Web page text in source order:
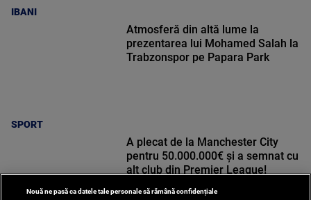
IBANI
SPORT
Atmosferă din altă lume la
prezentarea lui Mohamed Salah la
Trabzonspor pe Papara Park
A plecat de la Manchester City
pentru 50.000.000€ și a semnat cu
alt club din Premier League!
Nouă ne pasă ca datele tale personale să rămână confidențiale